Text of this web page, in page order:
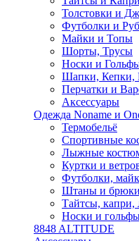
Толстовки и
Футболки и
Майки и Топы
Шорты, Трусы
Носки и
Шапки, Кепки,
Перчатки и
Аксессуары
Одежда Noname и
Термобельё
Спортивные
Лыжные
Куртки и
Футболки,
Штаны и брюки
Тайтсы,
Носки и
8848 ALTITUDE